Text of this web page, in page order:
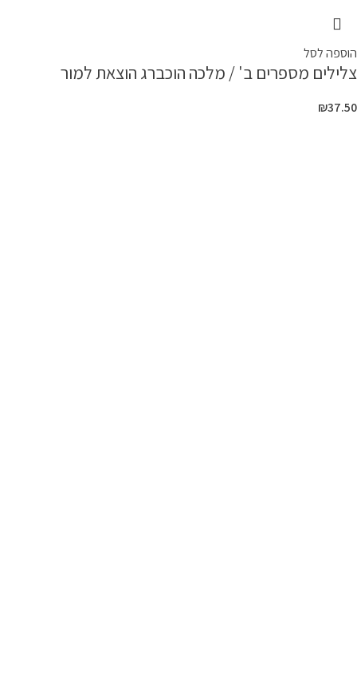
הוספה לסל
צלילים מספרים ב' / מלכה הוכברג הוצאת למור
₪37.50